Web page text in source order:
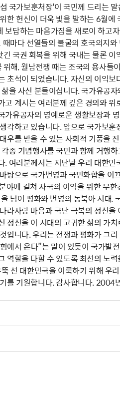
가보훈처장'이 국민께 드리는
한 헌신이 더욱 빛을 발하는 6월
답하는 마음가짐을 새로이 하고
마다 선열들의 불굴의 호국의지
국권 회복을 위해 국내는 물론
해, 월남전쟁 때는 조국의 용사
초석이 되었습니다. 자신의 이익
을 사신 분들이십니다. 국가유공
계시는 여러분께 깊은 경의와
유공자의 영예로운 생활보장과
각하고 있습니다. 앞으로 국가보
우를 받을 수 있는 사회적 기풍을
종 기념행사를 국민과 함께 거행
여러분께서는 지난날 우리 대한
탕으로 국가번영과 국민화합을
야에 걸쳐 자국의 이익을 위한 무
넘어 평화와 번영의 동북아 시대
라사랑 마음과 국난 극복의 정신
정신을 이 시대의 고귀한 삶의 가
입니다. 우리는 전쟁과 평화가 그
에서 온다”는 말이 있듯이 국가
할을 다할 수 있도록 최선의 노
선 대한민국을 이룩하기 위해 우
를 기원합니다. 감사합니다. 2004